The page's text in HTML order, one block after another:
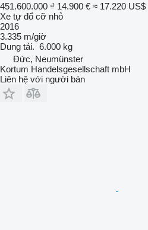
451.600.000 ₫ 14.900 € ≈ 17.220 US$
Xe tự đổ cỡ nhỏ
2016
3.335 m/giờ
Dung tải. 6.000 kg
Đức, Neumünster
Kortum Handelsgesellschaft mbH
Liên hệ với người bán